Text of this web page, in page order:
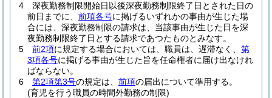
4
深夜勤務制限開始日以後深夜勤務制限終了日とされた日の
前日までに、 前項各号に掲げるいずれかの事由が生じた場
合には、深夜勤務制限の請求は、当該事由が生じた日を深
夜勤務制限終了日とする請求であつたものとみなす。
5
前2項に規定する場合においては、職員は、遅滞なく、 第
3項各号に掲げる事由が生じた旨を任命権者に届け出なけれ
ばならない。
6
第2項第3号の規定は、 前項の届出について準用する。
(育児を行う職員の時間外勤務の制限)